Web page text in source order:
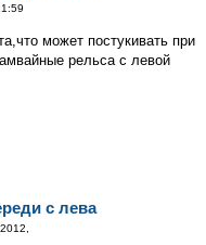
может постукивать при
рельса с левой
с лева